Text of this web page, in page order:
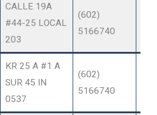
CALLE 19A
#44-25 LOCAL
203
(602)
5166740
KR 25 A #1 A
SUR 45 IN
0537
(602)
5166740